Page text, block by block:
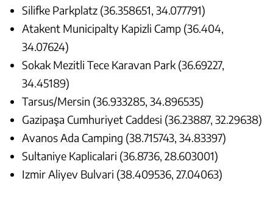
Silifke Parkplatz (36.358651, 34.077791)
Atakent Municipalty Kapizli Camp (36.404,
34.07624)
Sokak Mezitli Tece Karavan Park (36.69227,
34.45189)
Tarsus/Mersin (36.933285, 34.896535)
Gazipaşa Cumhuriyet Caddesi (36.23887, 32.29638)
Avanos Ada Camping (38.715743, 34.83397)
Sultaniye Kaplicalari (36.8736, 28.603001)
Izmir Aliyev Bulvari (38.409536, 27.04063)